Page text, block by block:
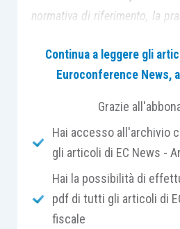
normativa di riferimento, la
giurisprudenza (nazionale e
a leggere…
RIVISTA >>
Segue il SOMMARIO
operazioni straordinarie n.
Continua a leggere gli
Euroconference News,
Grazie
Hai accesso all'archivio
gli articoli di EC News -
Hai la possibilità di
pdf di tutti gli articoli di
fiscale